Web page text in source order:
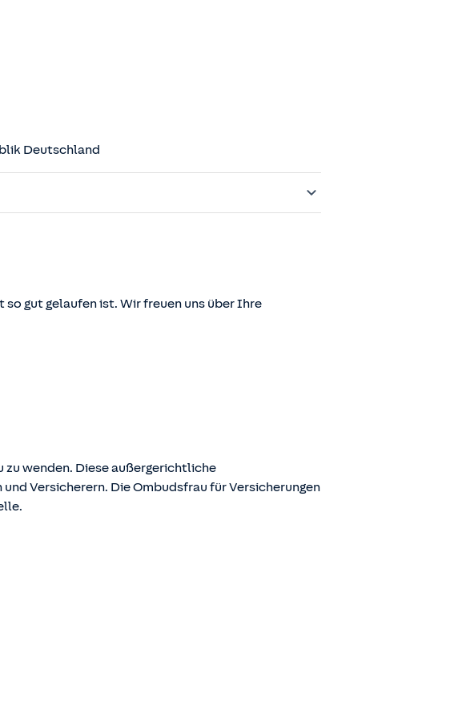
Deutschland
so gut gelaufen ist. Wir freuen uns über Ihre
zu wenden. Diese außergerichtliche
Versicherern. Die Ombudsfrau für Versicherungen